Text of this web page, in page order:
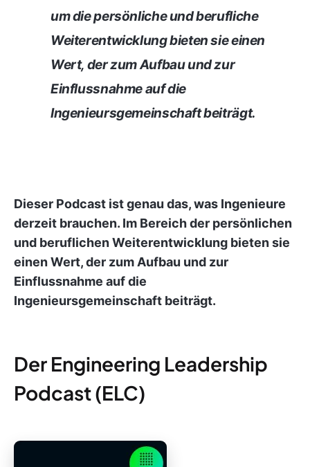
um die persönliche und berufliche
Weiterentwicklung bieten sie einen
Wert, der zum Aufbau und zur
Einflussnahme auf die
Ingenieursgemeinschaft beiträgt.
Dieser Podcast ist genau das, was Ingenieure
derzeit brauchen. Im Bereich der persönlichen
und beruflichen Weiterentwicklung bieten sie
einen Wert, der zum Aufbau und zur
Einflussnahme auf die
Ingenieursgemeinschaft beiträgt.
Der Engineering Leadership
Podcast (ELC)